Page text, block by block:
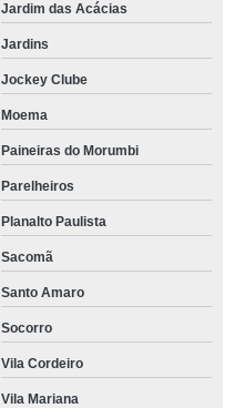
Jardim das Acácias
Jardins
Jockey Clube
Moema
Paineiras do Morumbi
Parelheiros
Planalto Paulista
Sacomã
Santo Amaro
Socorro
Vila Cordeiro
Vila Mariana